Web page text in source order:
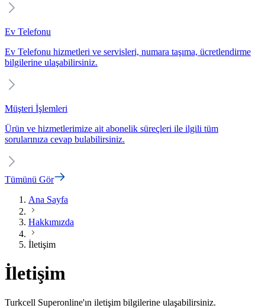
Ev Telefonu
Ev Telefonu hizmetleri ve servisleri, numara taşıma, ücretlendirme
bilgilerine ulaşabilirsiniz.
Müşteri İşlemleri
Ürün ve hizmetlerimize ait abonelik süreçleri ile ilgili tüm
sorularınıza cevap bulabilirsiniz.
Tümünü Gör
Ana Sayfa
Hakkımızda
İletişim
İletişim
Turkcell Superonline'ın iletişim bilgilerine ulaşabilirsiniz.